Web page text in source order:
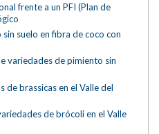
frente a un PFI (Plan de
suelo en fibra de coco con
variedades de pimiento sin
brassicas en el Valle del
de brócoli en el Valle